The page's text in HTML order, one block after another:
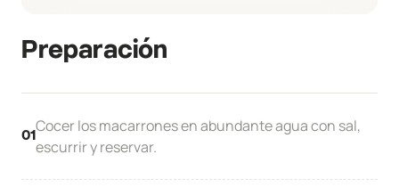
Preparación
01
Cocer los macarrones en abundante agua con sal,
escurrir y reservar.